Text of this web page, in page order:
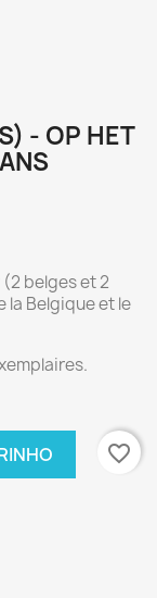
- OP HET
belges et 2
la Belgique et le
favorite_border